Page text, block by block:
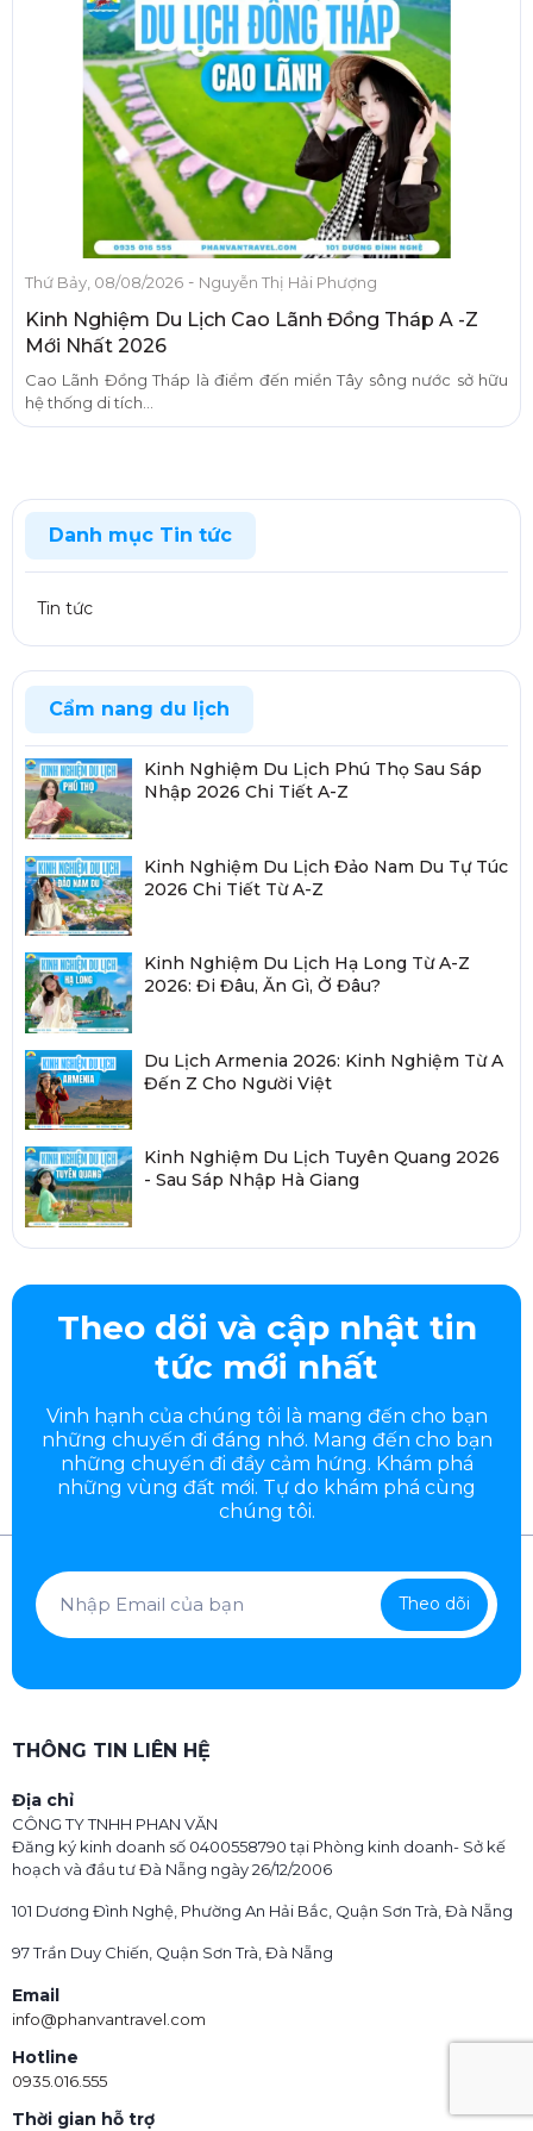
Thứ Bảy, 08/08/2026 - Nguyễn Thị Hải Phượng
Kinh Nghiệm Du Lịch Cao Lãnh Đồng Tháp A -Z
Mới Nhất 2026
Cao Lãnh Đồng Tháp là điểm đến miền Tây sông nước sở hữu
hệ thống di tích...
Danh mục Tin tức
Tin tức
Cẩm nang du lịch
Kinh Nghiệm Du Lịch Phú Thọ Sau Sáp
Nhập 2026 Chi Tiết A-Z
Kinh Nghiệm Du Lịch Đảo Nam Du Tự Túc
2026 Chi Tiết Từ A-Z
Kinh Nghiệm Du Lịch Hạ Long Từ A-Z
2026: Đi Đâu, Ăn Gì, Ở Đâu?
Du Lịch Armenia 2026: Kinh Nghiệm Từ A
Đến Z Cho Người Việt
Kinh Nghiệm Du Lịch Tuyên Quang 2026
- Sau Sáp Nhập Hà Giang
Theo dõi và cập nhật tin
tức mới nhất
Vinh hạnh của chúng tôi là mang đến cho bạn
những chuyến đi đáng nhớ. Mang đến cho bạn
những chuyến đi đầycảm hứng. Khám phá
những vùng đất mới. Tự do khám phá cùng
chúng tôi.
Theo dõi
THÔNG TIN LIÊN HỆ
Địa chỉ
CÔNG TY TNHH PHAN VĂN
Đăng ký kinh doanh số 0400558790 tại Phòng kinh doanh- Sở kế
hoạch và đầu tư Đà Nẵng ngày 26/12/2006
101 Dương Đình Nghệ, Phường An Hải Bắc, Quận Sơn Trà, Đà Nẵng
97 Trần Duy Chiến, Quận Sơn Trà, Đà Nẵng
Email
info@phanvantravel.com
Hotline
0935.016.555
Thời gian hỗ trợ